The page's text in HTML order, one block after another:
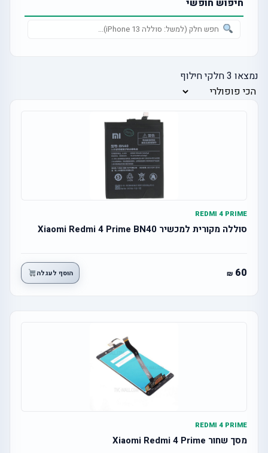
חיפוש חופשי
נמצאו 3חלקי חילוף
REDMI 4 PRIME
סוללה מקורית למכשיר Xiaomi Redmi 4 Prime BN40
60 הוסף לעגלה
REDMI 4 PRIME
מסך שחור Xiaomi Redmi 4 Prime